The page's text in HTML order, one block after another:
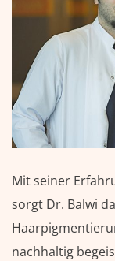
Mit seiner
sorgt Dr. Balwi
nachhaltig